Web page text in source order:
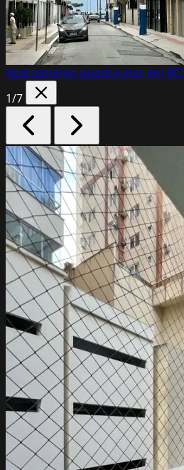
Apartamento quadra mar em BC!
1/7